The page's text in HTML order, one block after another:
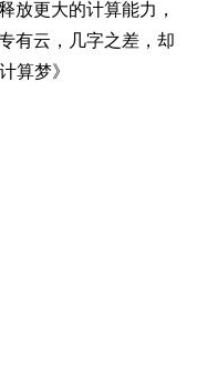
放更大的计算能力，
有云，几字之差，却
算梦》